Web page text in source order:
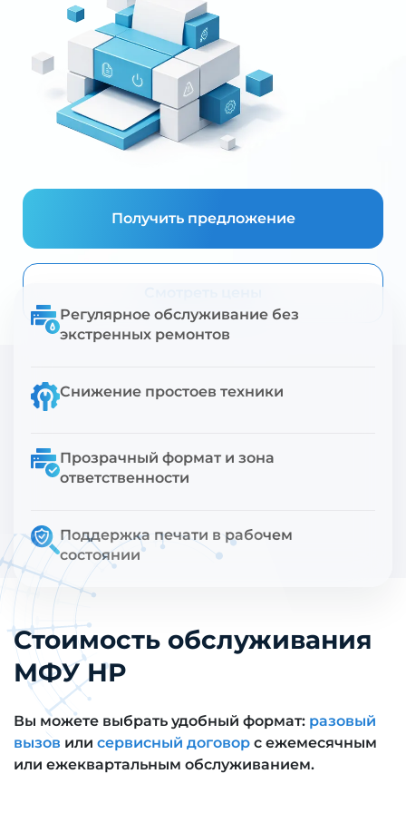
Получить предложение
Регулярное обслуживание без
экстренных ремонтов
Снижение простоев техники
Прозрачный формат и зона
ответственности
Поддержка печати в рабочем
состоянии
Стоимость обслуживания
МФУ НР
Вы можете выбрать удобный формат: разовый
вызов или сервисный договор с ежемесячным
или ежеквартальным обслуживанием.